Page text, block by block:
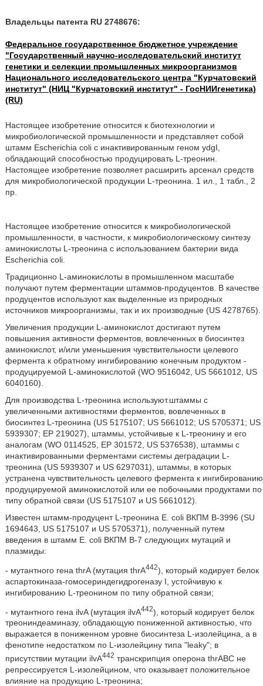
Владельцы патента RU 2748676:
Федеральное государственное бюджетное учреждение
"Государственный научно-исследовательский институт
генетики и селекции промышленных микроорганизмов
Национального исследовательского центра "Курчатовский
институт" (НИЦ "Курчатовский институт" - ГосНИИгенетика)
(RU)
Настоящее изобретение относится к биотехнологии и
микробиологической промышленности и представляет собой
штамм Escherichia coli с инактивированным геном ydgI,
обладающий способностью продуцировать L-треонин.
Настоящее изобретение позволяет расширить арсенал средств
для микробиологической продукции L-треонина. 1 ил., 1 табл., 2
пр.
Настоящее изобретение относится к микробиологической
промышленности, в частности, к микробиологическому синтезу
аминокислоты L-треонина с использованием бактерии вида
Escherichia coli.
Традиционно L-аминокислоты в промышленном масштабе
получают путем ферментации штаммов-продуцентов. В качестве
продуцентов используют как выделенные из природных
источников микроорганизмы, так и их производные (US 4278765).
Увеличения продукции L-аминокислот достигают путем
повышения активности ферментов, вовлеченных в биосинтез
аминокислот, и/или уменьшения чувствительности целевого
фермента к обратному ингибированию конечным продуктом -
продуцируемой L-аминокислотой (WO 9516042, US 5661012, US
6040160).
Для производства L-треонина используют.штаммы с
увеличенными активностями ферментов, вовлеченных в
биосинтез L-треонина (US 5175107; US 5661012; US 5705371; US
5939307; ЕР 219027), штаммы, устойчивые к L-треонину и его
аналогам (WO 0114525, ЕР 301572, US 5376538), штаммы с
инактивированными ферментами системы деградации L-
треонина (US 5939307 и US 6297031), штаммы, в которых
устранена чувствительность целевого фермента к ингибированию
продуцируемой аминокислотой или ее побочными продуктами по
типу обратной связи (US 5175107 и US 5661012).
Известен штамм-продуцент L-треонина Е. coli ВКПМ В-3996 (SU
1694643, US 5175107 и US 5705371), полученный путем
введения в штамм Е. coli ВКПМ В-7 следующих мутаций и
плазмиды:
- мутантного гена thrA (мутация thrA442), который кодирует белок
аспартокиназа-гомосериндегидрогеназу I, устойчивую к
ингибированию L-треонином по типу обратной связи;
- мутантного гена ilvA (мутация ilvA442), который кодирует белок
треониндеаминазу, обладающую пониженной активностью, что
выражается в пониженном уровне биосинтеза L-изолейцина, а в
фенотипе недостатком по L-изолейцину типа "leaky"; в
присутствии мутации ilvA442 транскрипция оперона thrABC не
репрессируется L-изолейцином, что оказывает положительное
влияние на продукцию L-треонина;